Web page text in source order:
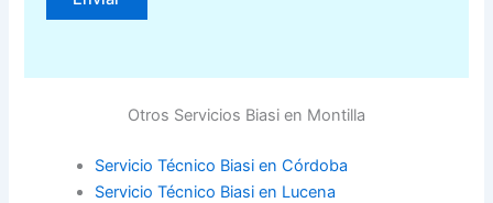
Otros Servicios Biasi en Montilla
Servicio Técnico Biasi en Córdoba
Servicio Técnico Biasi en Lucena